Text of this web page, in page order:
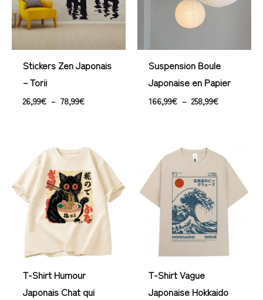
Stickers Zen Japonais
– Torii
26,99€ – 78,99€
Suspension Boule
Japonaise en Papier
166,99€ – 258,99€
T-Shirt Humour
Japonais Chat qui
T-Shirt Vague
Japonaise Hokkaido